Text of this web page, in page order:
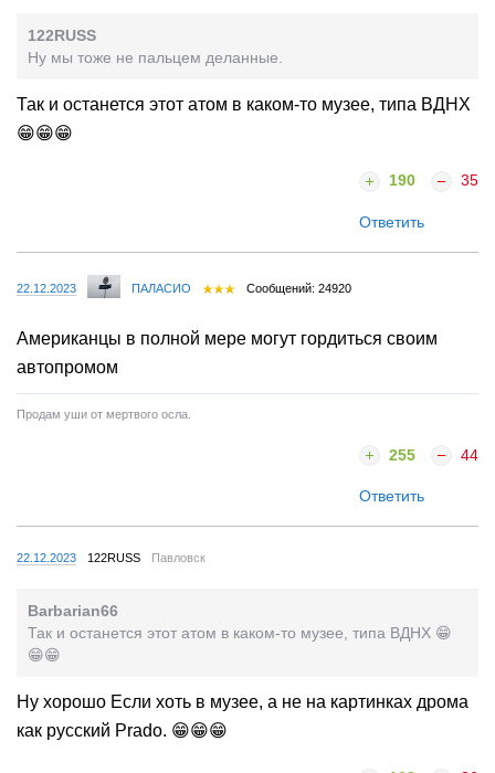
122RUSS
Ну мы тоже не пальцем деланные.
Так и останется этот атом в каком-то музее, типа ВДНХ
😁😁😁
190 35
Ответить
22.12.2023 ПАЛАСИО Сообщений: 24920
Американцы в полной мере могут гордиться своим
автопромом
Продам уши от мертвого осла.
255 44
Ответить
22.12.2023 122RUSS Павловск
Barbarian66
Так и останется этот атом в каком-то музее, типа ВДНХ 😁
😁😁
Ну хорошо Если хоть в музее, а не на картинках дрома
как русский Pradо. 😁😁😁